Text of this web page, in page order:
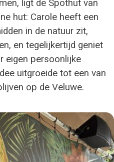
ligt de Spothut van
hut: Carole heeft een
in de natuur zit,
en tegelijkertijd geniet
eigen persoonlijke
uitgroeide tot een van
op de Veluwe.